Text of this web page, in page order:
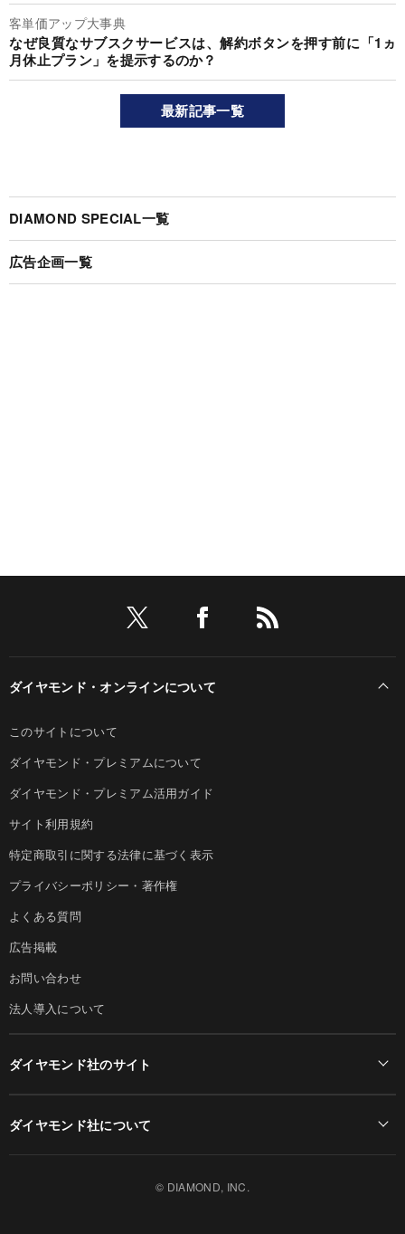
客単価アップ大事典
なぜ良質なサブスクサービスは、解約ボタンを押す前に「1ヵ
月休止プラン」を提示するのか？
最新記事一覧
DIAMOND SPECIAL一覧
広告企画一覧
ダイヤモンド・オンラインについて
このサイトについて
ダイヤモンド・プレミアムについて
ダイヤモンド・プレミアム活用ガイド
サイト利用規約
特定商取引に関する法律に基づく表示
プライバシーポリシー・著作権
よくある質問
広告掲載
お問い合わせ
法人導入について
ダイヤモンド社のサイト
ダイヤモンド社について
© DIAMOND, INC.